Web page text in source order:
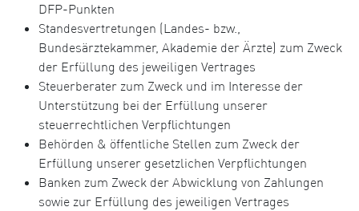
DFP-Punkten
Standesvertretungen (Landes- bzw.,
Bundesärztekammer, Akademie der Ärzte) zum Zweck
der Erfüllung des jeweiligen Vertrages
Steuerberater zum Zweck und im Interesse der
Unterstützung bei der Erfüllung unserer
steuerrechtlichen Verpflichtungen
Behörden & öffentliche Stellen zum Zweck der
Erfüllung unserer gesetzlichen Verpflichtungen
Banken zum Zweck der Abwicklung von Zahlungen
sowie zur Erfüllung des jeweiligen Vertrages